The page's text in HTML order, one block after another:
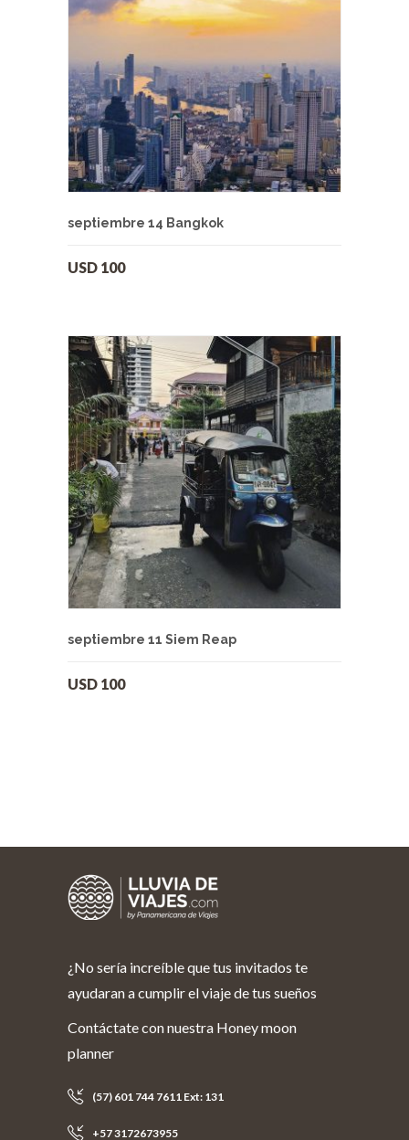
septiembre 14 Bangkok
USD 100
septiembre 11 Siem Reap
USD 100
¿No sería increíble que tus invitados te
ayudaran a cumplir el viaje de tus sueños
Contáctate con nuestra Honey moon
planner
(57) 601 744 7611 Ext: 131
+57 3172673955